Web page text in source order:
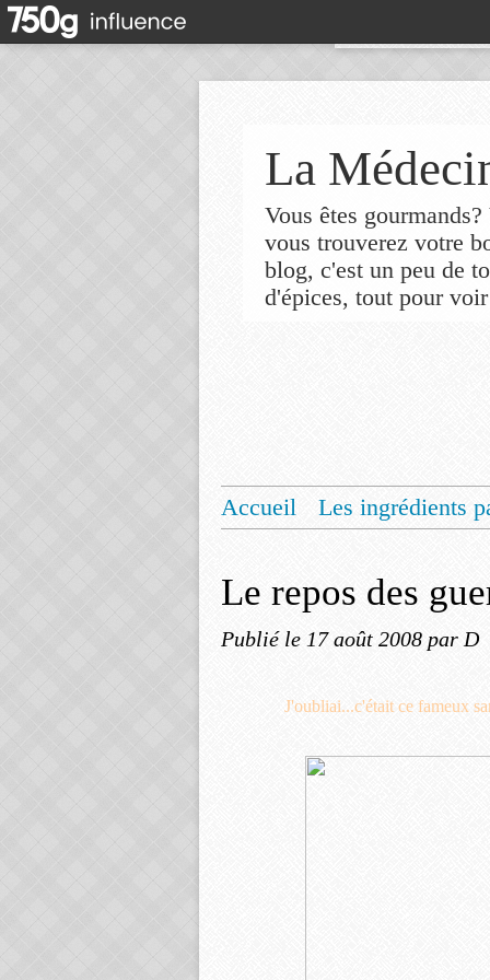
La
Vous êtes
vous trouverez votre
blog, c'est un peu de
d'épices, tout pour
Accueil
Les ingrédients
Le repos des
Publié le 17 août 2008 par D
J'oubliai...c'était ce fameux